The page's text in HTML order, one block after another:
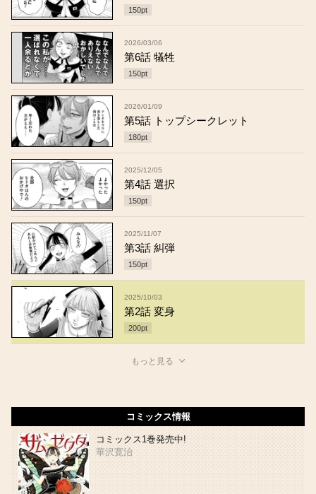
150pt
2026/03/06
第6話 犠牲
150pt
2026/01/09
第5話 トップシークレット
180pt
2025/12/05
第4話 選択
150pt
2025/11/07
第3話 糾弾
150pt
2025/10/03
第2話 変身
200pt
もっと見る
コミックス情報
コミックス1巻発売中!
華沢寛治